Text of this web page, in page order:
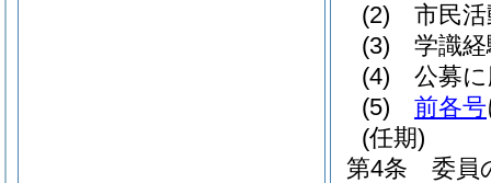
(2)
市民
(3)
学識
(4)
公募
(5)
前各号
(任期)
第4条
委員